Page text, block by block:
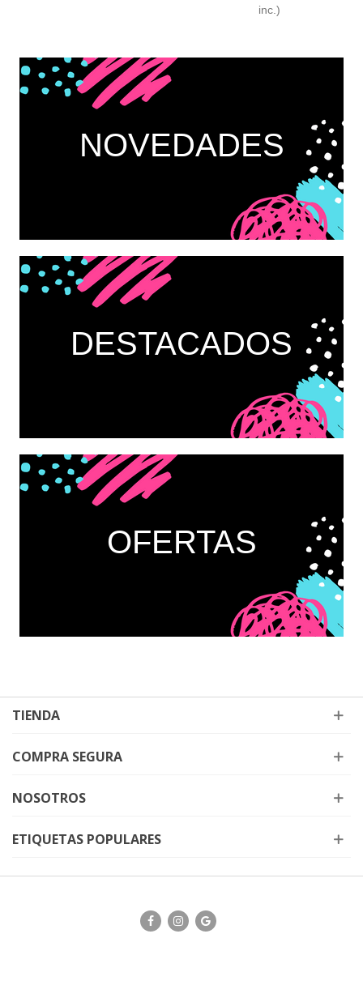
inc.)
NOVEDADES
DESTACADOS
OFERTAS
TIENDA
COMPRA SEGURA
NOSOTROS
ETIQUETAS POPULARES